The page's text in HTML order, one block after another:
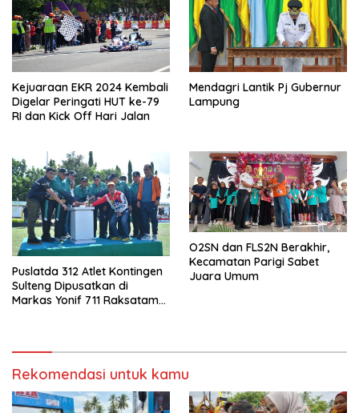
Kejuaraan EKR 2024 Kembali
Digelar Peringati HUT ke-79
RI dan Kick Off Hari Jalan
Mendagri Lantik Pj Gubernur
Lampung
Puslatda 312 Atlet Kontingen
Sulteng Dipusatkan di
Markas Yonif 711 Raksatama
O2SN dan FLS2N Berakhir,
Kecamatan Parigi Sabet
Juara Umum
Rekomendasi untuk kamu